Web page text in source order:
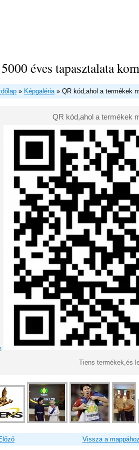
éves tapasztalata
» Képgaléria» QR kód,ahol a termékek
QR kód,ahol a termékek
Tiens termékek,és
Vissza a mappához